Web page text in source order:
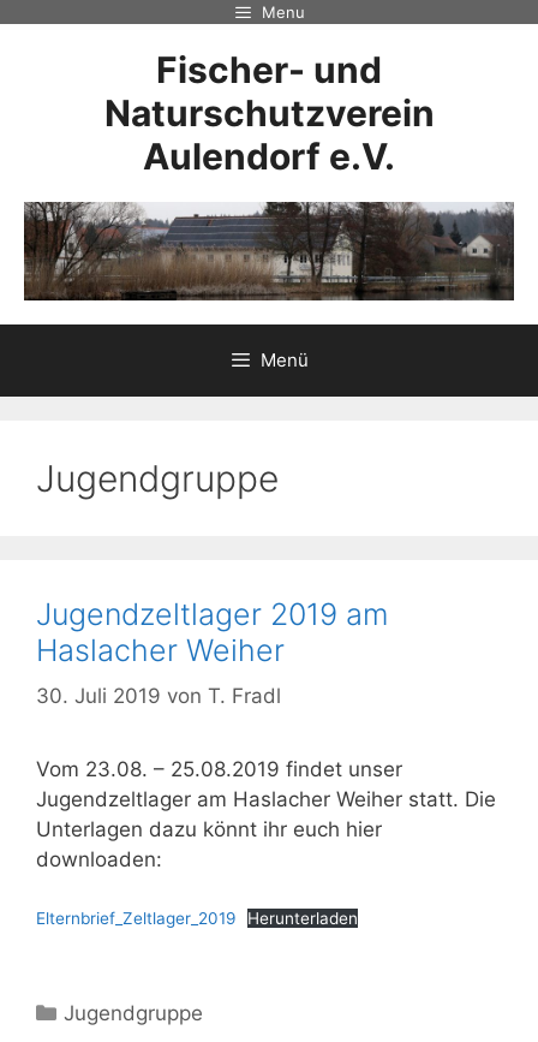
Menu
Fischer- und
Naturschutzverein
Aulendorf e.V.
Menü
Jugendgruppe
Jugendzeltlager 2019 am
Haslacher Weiher
30. Juli 2019 von T. Fradl
Vom 23.08. – 25.08.2019 findet unser
Jugendzeltlager am Haslacher Weiher statt. Die
Unterlagen dazu könnt ihr euch hier
downloaden:
Elternbrief_Zeltlager_2019 Herunterladen
Kategorien
Jugendgruppe